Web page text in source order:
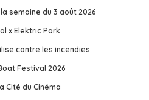
semaine du 3 août 2026
x Elektric Park
contre les incendies
Festival 2026
Cité du Cinéma